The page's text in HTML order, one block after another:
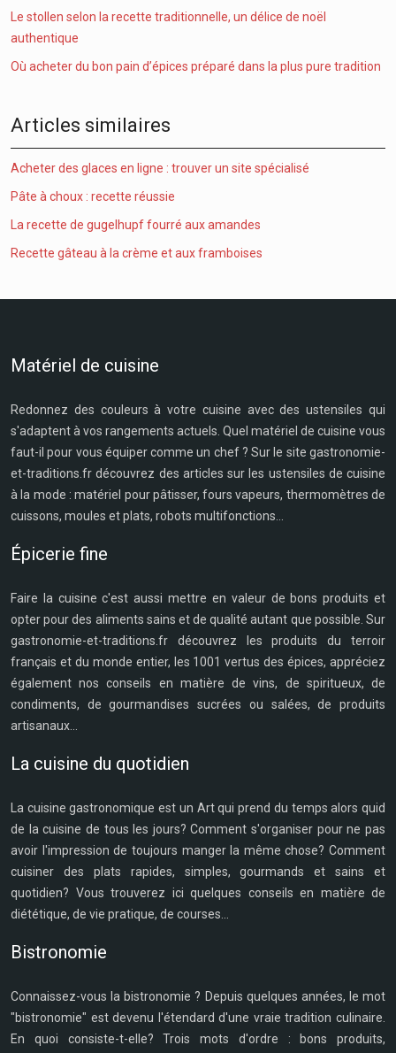
Le stollen selon la recette traditionnelle, un délice de noël
authentique
Où acheter du bon pain d’épices préparé dans la plus pure tradition
Articles similaires
Acheter des glaces en ligne : trouver un site spécialisé
Pâte à choux : recette réussie
La recette de gugelhupf fourré aux amandes
Recette gâteau à la crème et aux framboises
Matériel de cuisine
Redonnez des couleurs à votre cuisine avec des ustensiles qui
s'adaptent à vos rangements actuels. Quel matériel de cuisine vous
faut-il pour vous équiper comme un chef ? Sur le site gastronomie-
et-traditions.fr découvrez des articles sur les ustensiles de cuisine
à la mode : matériel pour pâtisser, fours vapeurs, thermomètres de
cuissons, moules et plats, robots multifonctions...
Épicerie fine
Faire la cuisine c'est aussi mettre en valeur de bons produits et
opter pour des aliments sains et de qualité autant que possible. Sur
gastronomie-et-traditions.fr découvrez les produits du terroir
français et du monde entier, les 1001 vertus des épices, appréciez
également nos conseils en matière de vins, de spiritueux, de
condiments, de gourmandises sucrées ou salées, de produits
artisanaux...
La cuisine du quotidien
La cuisine gastronomique est un Art qui prend du temps alors quid
de la cuisine de tous les jours? Comment s'organiser pour ne pas
avoir l'impression de toujours manger la même chose? Comment
cuisiner des plats rapides, simples, gourmands et sains et
quotidien? Vous trouverez ici quelques conseils en matière de
diététique, de vie pratique, de courses...
Bistronomie
Connaissez-vous la bistronomie ? Depuis quelques années, le mot
"bistronomie" est devenu l'étendard d'une vraie tradition culinaire.
En quoi consiste-t-elle? Trois mots d'ordre : bons produits,